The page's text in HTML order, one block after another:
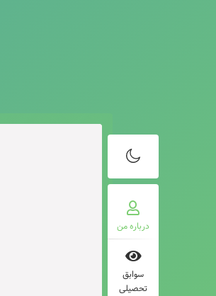
درباره من
سوابق
تحصیلی